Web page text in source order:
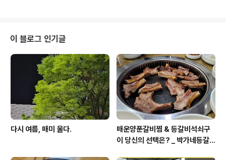
이 블로그 인기글
다시 여름, 매미 울다.
매운양푼갈비찜 & 등갈비석쇠구
이 당신의 선택은? _ 박가네등갈